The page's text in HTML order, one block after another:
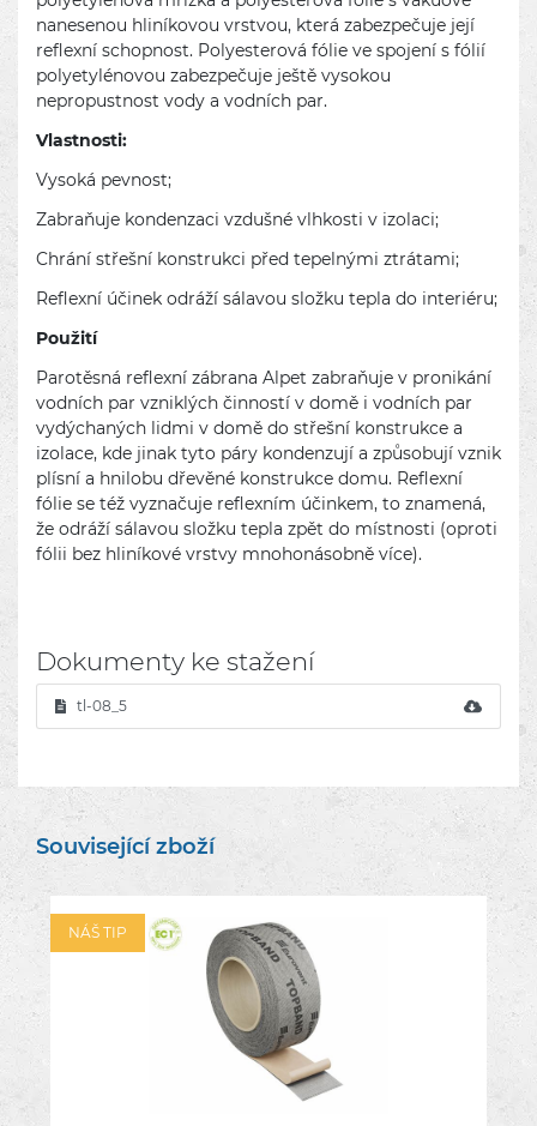
nanesenou hliníkovou vrstvou, která zabezpečuje její
reflexní schopnost. Polyesterová fólie ve spojení s fólií
polyetylénovou zabezpečuje ještě vysokou
nepropustnost vody a vodních par.
Vlastnosti:
Vysoká pevnost;
Zabraňuje kondenzaci vzdušné vlhkosti v izolaci;
Chrání střešní konstrukci před tepelnými ztrátami;
Reflexní účinek odráží sálavou složku tepla do interiéru;
Použití
Parotěsná reflexní zábrana Alpet zabraňuje v pronikání
vodních par vzniklých činností v domě i vodních par
vydýchaných lidmi v domě do střešní konstrukce a
izolace, kde jinak tyto páry kondenzují a způsobují vznik
plísní a hnilobu dřevěné konstrukce domu. Reflexní
fólie se též vyznačuje reflexním účinkem, to znamená,
že odráží sálavou složku tepla zpět do místnosti (oproti
fólii bez hliníkové vrstvy mnohonásobně více).
Dokumenty ke stažení
tl-08_5
Související zboží
NÁŠ TIP